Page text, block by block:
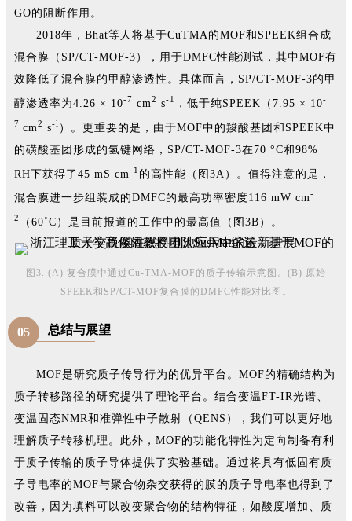
GO的阻断作用。
2018年，Bhat等人将基于CuTMA的MOF和SPEEK组合成
混合膜（SP/CT-MOF-3），用于DMFC性能测试，其中MOF有
效降低了混合膜的甲醇渗透性。具体而言，SP/CT-MOF-3的甲
醇渗透率为4.26 × 10-7 cm2 s-1 ，低于纯SPEEK（7.95 × 10-
7 cm2 s-l ）。更重要的是，由于MOF中的羧酸基团和SPEEK中
的磺酸基团形成的氢键网络，SP/CT-MOF-3在70 °C和98%
RH下获得了45 mS cm-1 的高性能（图3A）。值得注意的是，
混合膜进一步组装成的DMFC的最高功率密度116 mW cm-
2 （60˚C）是目前报道的工作中的最高值（图3B）。
图3. (A) 复合膜中通过Cu-TMA-MOF的质子传输示意图。(B) 原始
SPEEK和SP/CT-MOF复合膜的DMFC性能对比图。
05 总结与展望
MOF是研究质子传导行为的优异平台。MOF的精确结构为
质子转移路径的研究提供了理论平台。结合变温FT-IR光谱、
变温固态NMR和准弹性中子散射（QENS），我们可以更好地
理解质子转移机理。此外，MOF的功能化特性为定向制备有利
于质子传输的质子导体提供了实验基础。通过将具有低固有质
子导电率的MOF与聚合物杂交获得的膜的质子导电率也得到了
改善，因为填料可以改变聚合物的结构特征，如酸度增加、质